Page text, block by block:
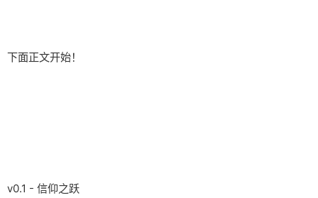
下面正文开始！
v0.1 - 信仰之跃